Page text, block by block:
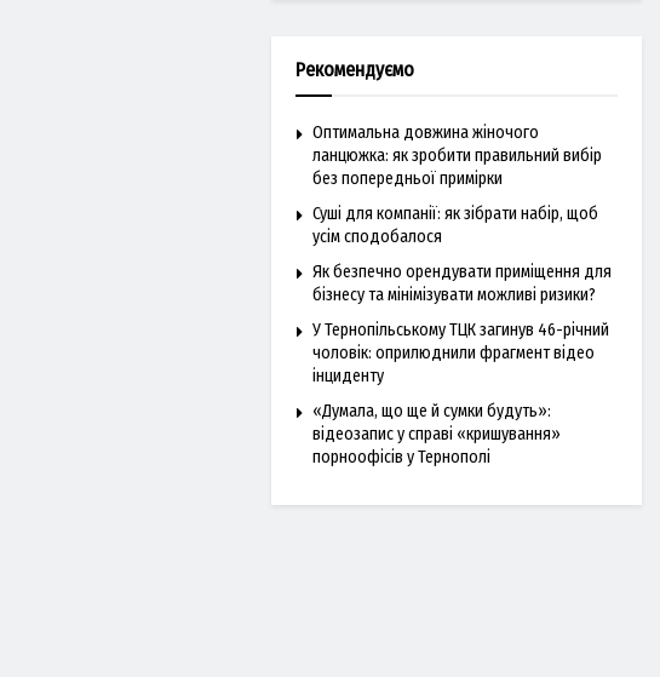
Рекомендуємо
Оптимальна довжина жіночого
ланцюжка: як зробити правильний вибір
без попередньої примірки
Суші для компанії: як зібрати набір, щоб
усім сподобалося
Як безпечно орендувати приміщення для
бізнесу та мінімізувати можливі ризики?
У Тернопільському ТЦК загинув 46-річний
чоловік: оприлюднили фрагмент відео
інциденту
«Думала, що ще й сумки будуть»:
відеозапис у справі «кришування»
порноофісів у Тернополі